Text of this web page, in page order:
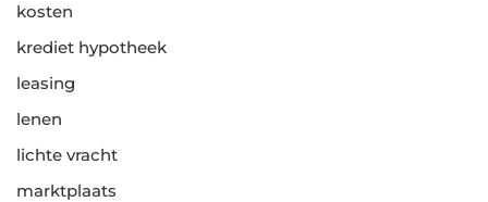
kosten
krediet hypotheek
leasing
lenen
lichte vracht
marktplaats